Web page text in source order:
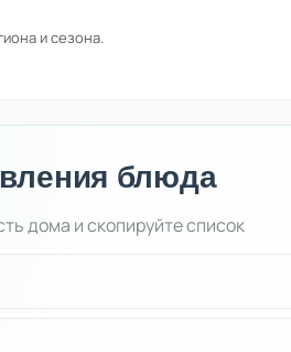
и сезона.
блюда
дома и скопируйте список